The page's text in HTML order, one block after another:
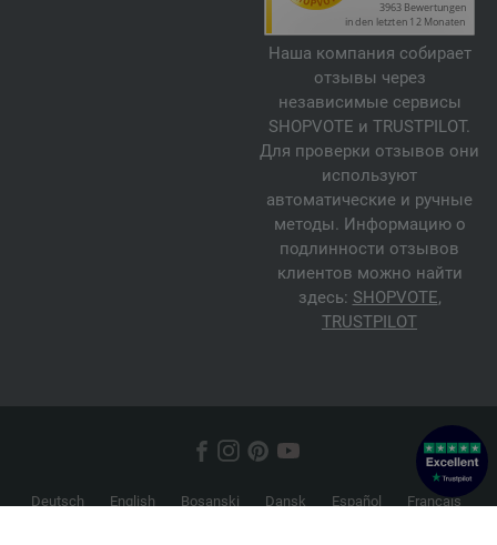
Наша компания собирает
отзывы через
независимые сервисы
SHOPVOTE и TRUSTPILOT.
Для проверки отзывов они
используют
автоматические и ручные
методы. Информацию о
подлинности отзывов
клиентов можно найти
здесь: SHOPVOTE,
TRUSTPILOT
Deutsch English Bosanski Dansk Español
Français